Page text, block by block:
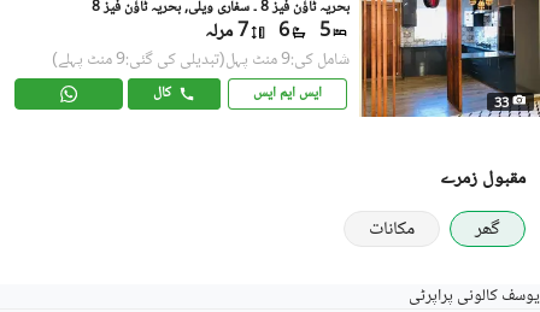
33
بحریہ ٹاؤن فیز 8 ۔ سفاری ویلی, بحریہ ٹاؤن فیز 8
5
6 7 مرلہ
شامل کی:9 منٹ پہل (تبدیلی کی گئی:9 منٹ پہلے)
ایس ایم ایس کال
مقبول زمرے
گھر
مکانات
یوسف کالونی پراپرٹی